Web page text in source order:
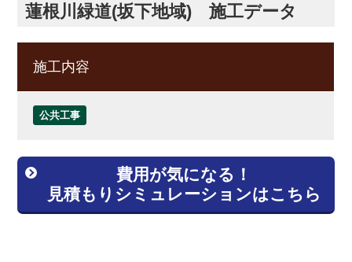
蓮根川緑道(坂下地域) 施工データ
施工内容
公共工事
費用が気になる！
見積もりシミュレーションはこちら